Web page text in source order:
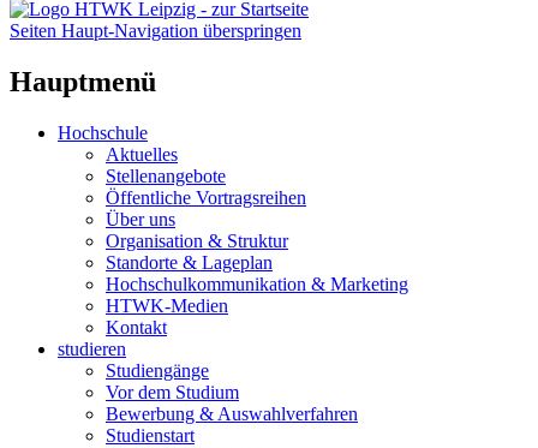
Seiten Haupt-Navigation überspringen
Hauptmenü
Hochschule
Aktuelles
Stellenangebote
Öffentliche Vortragsreihen
Über uns
Organisation & Struktur
Standorte & Lageplan
Hochschulkommunikation & Marketing
HTWK-Medien
Kontakt
studieren
Studiengänge
Vor dem Studium
Bewerbung & Auswahlverfahren
Studienstart